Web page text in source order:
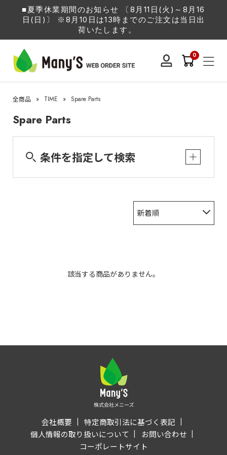
■夏季休業期間のお知らせ 〔8月11日(火)～8月16
日(日)〕 ※8月10日は13時までのご注文は当日出
荷いたします。
0
全商品 » TIME » Spare Parts
Spare Parts
条件を指定して検索
新着順
該当する商品がありません。
会社概要
特定商取引法に基づく表記
個人情報の取り扱いについて
お問い合わせ
コーポレートサイト